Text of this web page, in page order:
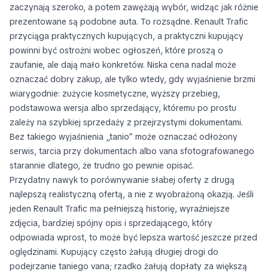
zaczynają szeroko, a potem zawężają wybór, widząc jak różnie
prezentowane są podobne auta. To rozsądne. Renault Trafic
przyciąga praktycznych kupujących, a praktyczni kupujący
powinni być ostrożni wobec ogłoszeń, które proszą o
zaufanie, ale dają mało konkretów. Niska cena nadal może
oznaczać dobry zakup, ale tylko wtedy, gdy wyjaśnienie brzmi
wiarygodnie: zużycie kosmetyczne, wyższy przebieg,
podstawowa wersja albo sprzedający, któremu po prostu
zależy na szybkiej sprzedaży z przejrzystymi dokumentami.
Bez takiego wyjaśnienia „tanio” może oznaczać odłożony
serwis, tarcia przy dokumentach albo vana sfotografowanego
starannie dlatego, że trudno go pewnie opisać.
Przydatny nawyk to porównywanie słabej oferty z drugą
najlepszą realistyczną ofertą, a nie z wyobrażoną okazją. Jeśli
jeden Renault Trafic ma pełniejszą historię, wyraźniejsze
zdjęcia, bardziej spójny opis i sprzedającego, który
odpowiada wprost, to może być lepsza wartość jeszcze przed
oględzinami. Kupujący często żałują długiej drogi do
podejrzanie taniego vana; rzadko żałują dopłaty za większą